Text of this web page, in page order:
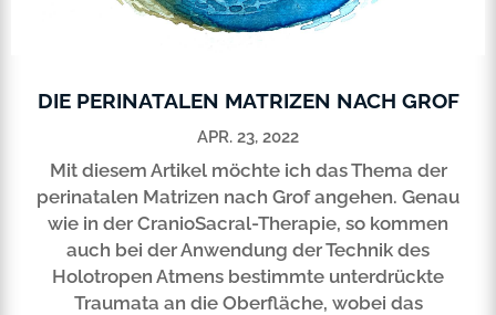
DIE PERINATALEN MATRIZEN NACH GROF
APR. 23, 2022
Mit diesem Artikel möchte ich das Thema der
perinatalen Matrizen nach Grof angehen. Genau
wie in der CranioSacral-Therapie, so kommen
auch bei der Anwendung der Technik des
Holotropen Atmens bestimmte unterdrückte
Traumata an die Oberfläche, wobei das